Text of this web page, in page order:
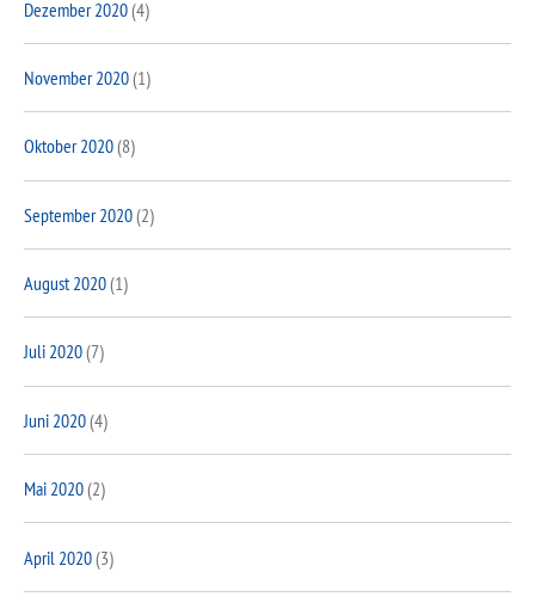
Dezember 2020(4)
November 2020(1)
Oktober 2020(8)
September 2020(2)
August 2020(1)
Juli 2020(7)
Juni 2020(4)
Mai 2020(2)
April 2020(3)